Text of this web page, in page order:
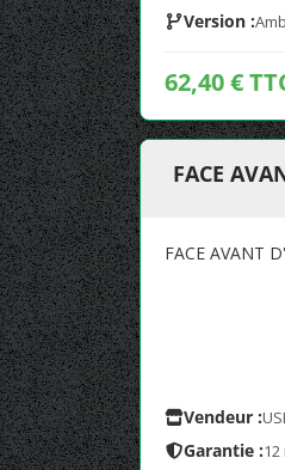
Version :
62,40 €
FACE
FACE AVANT
Vendeur :
Garantie :12